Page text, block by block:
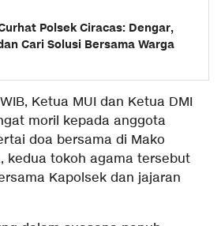
Polsek Ciracas: Dengar,
Cari Solusi Bersama Warga
Ketua MUI dan Ketua DMI
moril kepada anggota
doa bersama di Mako
kedua tokoh agama tersebut
Kapolsek dan jajaran